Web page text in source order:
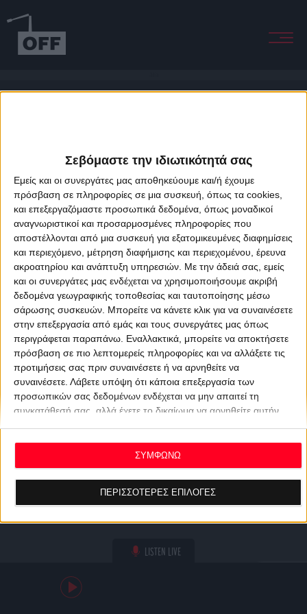
Σεβόμαστε την ιδιωτικότητά σας
Εμείς και οι συνεργάτες μας αποθηκεύουμε και/ή έχουμε
πρόσβαση σε πληροφορίες σε μια συσκευή, όπως τα cookies,
και επεξεργαζόμαστε προσωπικά δεδομένα, όπως μοναδικοί
αναγνωριστικοί και προσαρμοσμένες πληροφορίες που
αποστέλλονται από μια συσκευή για εξατομικευμένες διαφημίσεις
και περιεχόμενο, μέτρηση διαφήμισης και περιεχομένου, έρευνα
ακροατηρίου και ανάπτυξη υπηρεσιών. Με την άδειά σας, εμείς
και οι συνεργάτες μας ενδέχεται να χρησιμοποιήσουμε ακριβή
δεδομένα γεωγραφικής τοποθεσίας και ταυτοποίησης μέσω
σάρωσης συσκευών. Μπορείτε να κάνετε κλικ για να συναινέσετε
στην επεξεργασία από εμάς και τους συνεργάτες μας όπως
περιγράφεται παραπάνω. Εναλλακτικά, μπορείτε να αποκτήσετε
πρόσβαση σε πιο λεπτομερείς πληροφορίες και να αλλάξετε τις
προτιμήσεις σας πριν συναινέσετε ή να αρνηθείτε να
συναινέσετε. Λάβετε υπόψη ότι κάποια επεξεργασία των
προσωπικών σας δεδομένων ενδέχεται να μην απαιτεί τη
συγκατάθεσή σας, αλλά έχετε το δικαίωμα να αρνηθείτε αυτήν
ανακαλέσετε τη συγκατάθεσή σας ανά πάσα στιγμή
επιστρέφοντας σε αυτόν τον ιστότοπο και κάνοντας κλικ στο
κουμπί "Απορρήτου" στο κάτω μέρος της ιστοσελίδας.
ΠΕΡΙΣΣΟΤΕΡΕΣ ΕΠΙΛΟΓΕΣ
ΣΥΜΦΩΝΩ
LISTEN LIVE
About Offradio Business Class Terms & Conditions
Privacy Policy
Designed & developed byporcupine colors&Fotis Alexandrou